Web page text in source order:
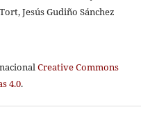
Jesús Gudiño Sánchez
Creative Commons
4.0.